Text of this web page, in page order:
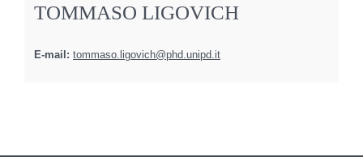
TOMMASO LIGOVICH
E-mail: tommaso.ligovich@phd.unipd.it